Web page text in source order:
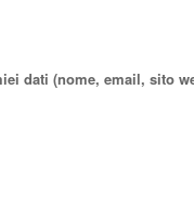
dati (nome, email, sito